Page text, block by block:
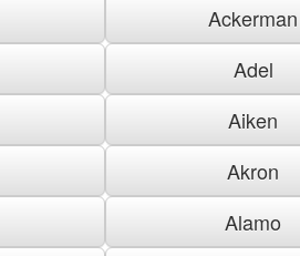
Ackerman
Adel
Aiken
Akron
Alamo